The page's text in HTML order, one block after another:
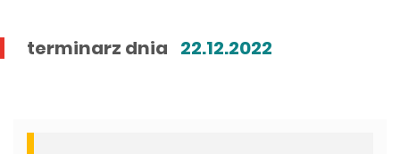
terminarz dnia 22.12.2022